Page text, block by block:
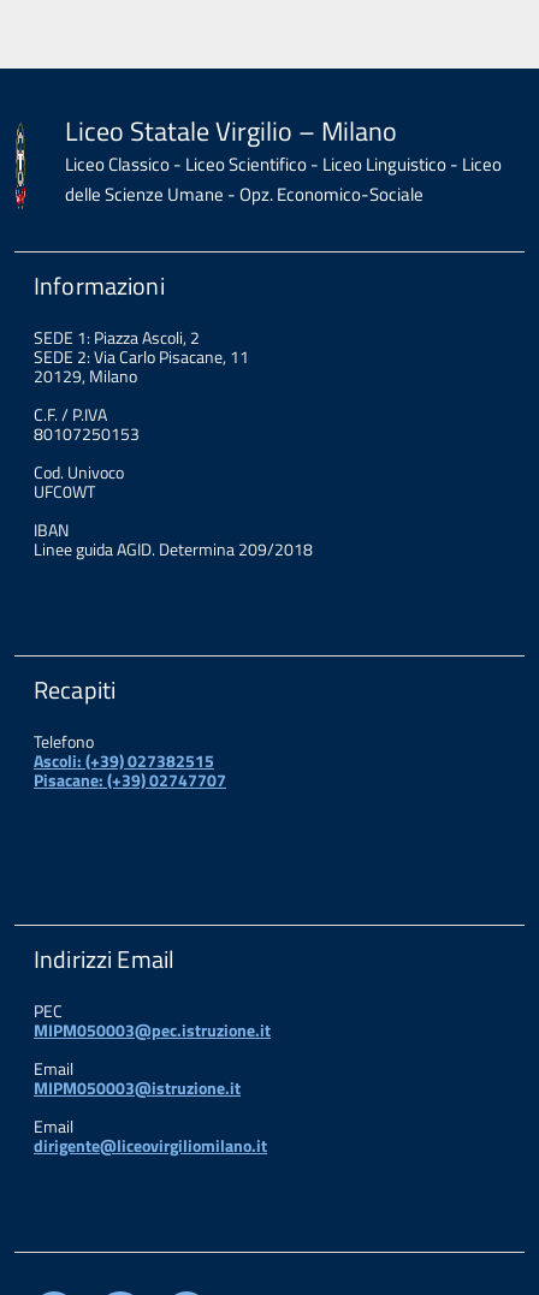
Liceo Statale Virgilio – Milano
Liceo Classico - Liceo Scientifico - Liceo Linguistico - Liceo
delle Scienze Umane - Opz. Economico-Sociale
Informazioni
SEDE 1: Piazza Ascoli, 2
SEDE 2: Via Carlo Pisacane, 11
20129, Milano
C.F. / P.IVA
80107250153
Cod. Univoco
UFC0WT
IBAN
Linee guida AGID. Determina 209/2018
Recapiti
Telefono
Ascoli: (+39) 027382515
Pisacane: (+39) 02747707
Indirizzi Email
PEC
MIPM050003@pec.istruzione.it
Email
MIPM050003@istruzione.it
Email
dirigente@liceovirgiliomilano.it